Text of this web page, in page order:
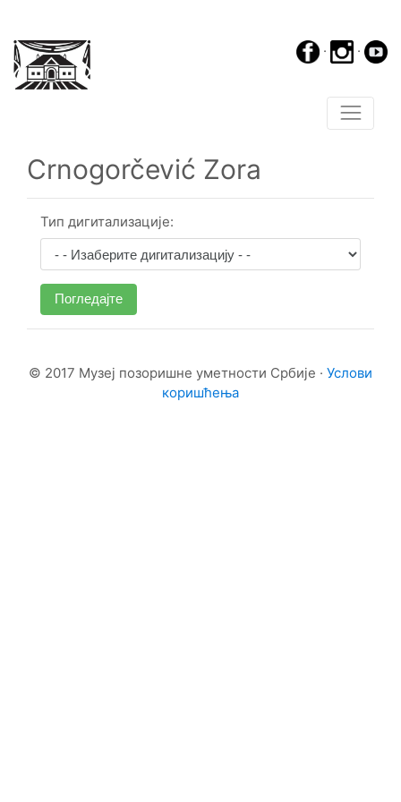
· ·
Crnogorčević Zora
Тип дигитализације:
Погледајте
© 2017 Музеј позоришне уметности Србије · Услови
коришћења